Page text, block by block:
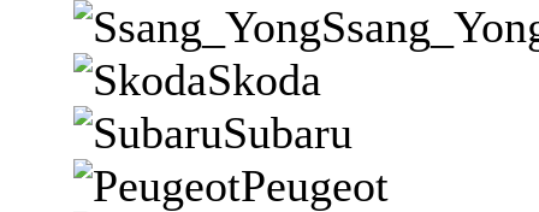
Skoda
Subaru
Peugeot